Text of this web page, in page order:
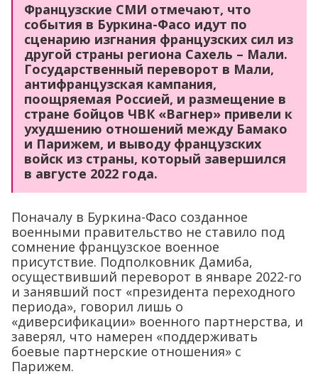
Французские СМИ отмечают, что
события в Буркина-Фасо идут по
сценарию изгнания французских сил из
другой страны региона Сахель – Мали.
Государственный переворот в Мали,
антифранцузская кампания,
поощряемая Россией, и размещение в
стране бойцов ЧВК «Вагнер» привели к
ухудшению отношений между Бамако
и Парижем, и выводу французских
войск из страны, который завершился
в августе 2022 года.
Поначалу в Буркина-Фасо созданное
военными правительство не ставило под
сомнение французское военное
присутствие. Подполковник Дамиба,
осуществивший переворот в январе 2022-го
и занявший пост «президента переходного
периода», говорил лишь о
«диверсификации» военного партнерства, и
заверял, что намерен «поддерживать
боевые партнерские отношения» с
Парижем.